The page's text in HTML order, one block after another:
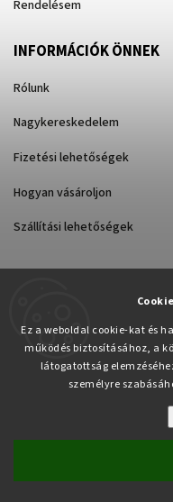
Ez a weboldal cookie-kat és
működés biztosításához, a
látogatottság
személyre
Rendelésem
INFORMÁCIÓK ÖNNEK
Rólunk
Nagykereskedelem
Fizetési lehetőségek
Hogyan vásároljon
Szállítási lehetőségek
Copyright 2026
Süti